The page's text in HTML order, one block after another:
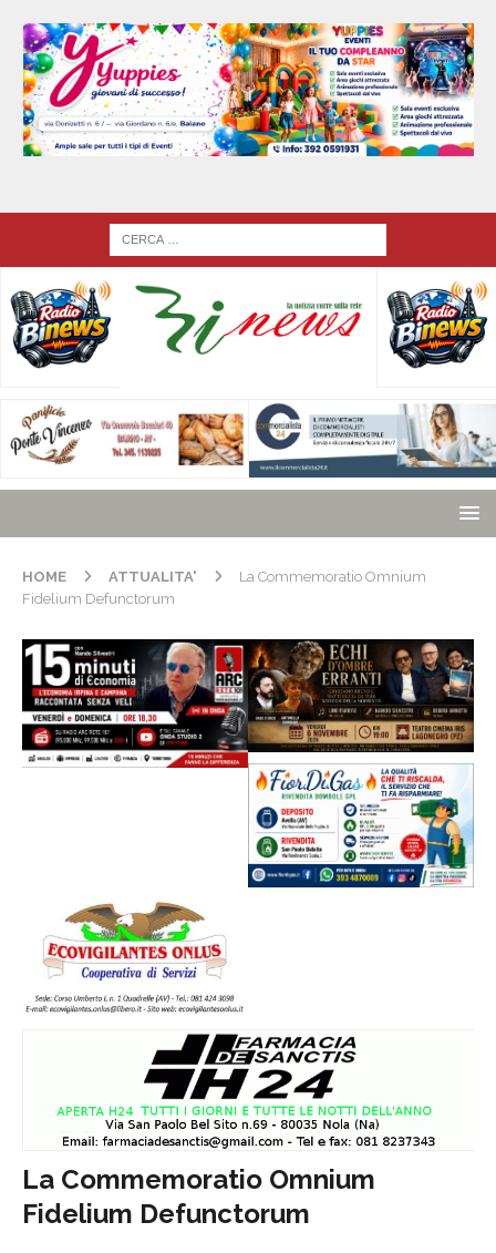
HOME ATTUALITA'
La Commemoratio Omnium
Fidelium Defunctorum
La Commemoratio Omnium
Fidelium Defunctorum